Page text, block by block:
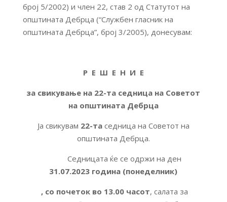
број 5/2002) и член 22, став 2 од Статутот на
општината Дебрца (“Службен гласник на
општината Дебрца”, број 3/2005), донесувам:
Р Е Ш Е Н И Е
за свикување на 22-та седница на Советот
на општината Дебрца
Ја свикувам 22-таседница на Советот на
општината Дебрца.
Седницата ќе се одржи на ден
31.07.2023 година (понеделник)
, со почеток во 13.00 часот, салата за